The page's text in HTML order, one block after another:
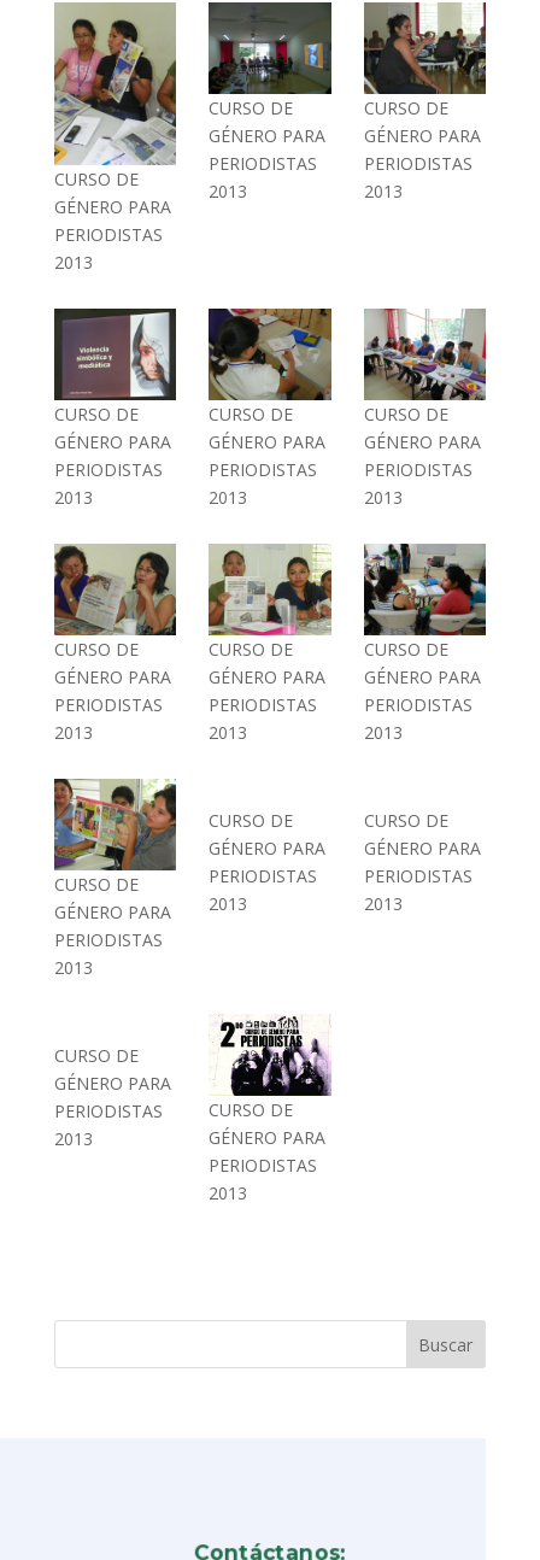
CURSO DE
GÉNERO PARA
PERIODISTAS
2013
CURSO DE
GÉNERO PARA
PERIODISTAS
2013
CURSO DE
GÉNERO PARA
PERIODISTAS
2013
CURSO DE
GÉNERO PARA
PERIODISTAS
2013
CURSO DE
GÉNERO PARA
PERIODISTAS
2013
CURSO DE
GÉNERO PARA
PERIODISTAS
2013
CURSO DE
GÉNERO PARA
PERIODISTAS
2013
CURSO DE
GÉNERO PARA
PERIODISTAS
2013
CURSO DE
GÉNERO PARA
PERIODISTAS
2013
CURSO DE
GÉNERO PARA
PERIODISTAS
2013
CURSO DE
GÉNERO PARA
PERIODISTAS
2013
CURSO DE
GÉNERO PARA
PERIODISTAS
2013
CURSO DE
GÉNERO PARA
PERIODISTAS
2013
CURSO DE
GÉNERO PARA
PERIODISTAS
2013
Contáctanos: